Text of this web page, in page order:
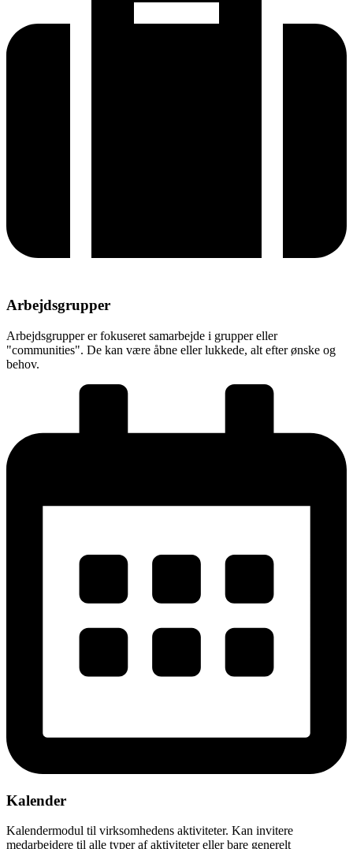
Arbejdsgrupper
Arbejdsgrupper er fokuseret samarbejde i grupper eller
"communities". De kan være åbne eller lukkede, alt efter ønske og
behov.
Kalender
Kalendermodul til virksomhedens aktiviteter. Kan invitere
medarbejdere til alle typer af aktiviteter eller bare generelt